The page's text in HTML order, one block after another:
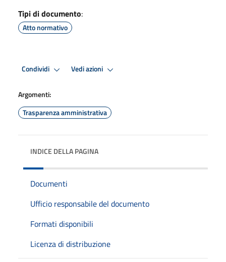
Tipi di documento:
Atto normativo
Condividi Vedi azioni
Argomenti:
Trasparenza amministrativa
INDICE DELLA PAGINA
Documenti
Ufficio responsabile del documento
Formati disponibili
Licenza di distribuzione